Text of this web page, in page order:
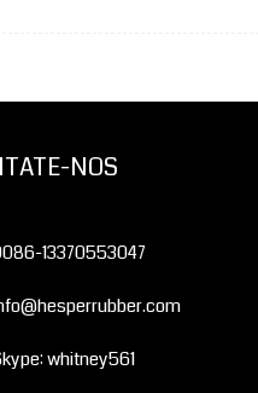
NOS
13370553047
whitney561